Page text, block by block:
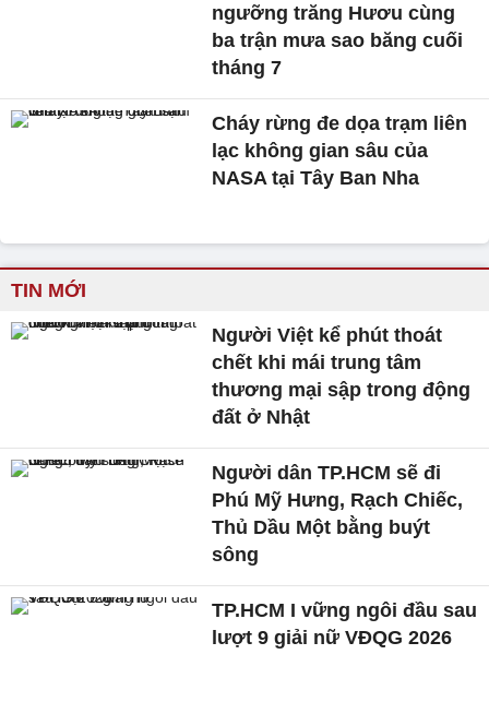
ngưỡng trăng Hươu cùng
ba trận mưa sao băng cuối
tháng 7
Cháy rừng đe dọa trạm liên
lạc không gian sâu của
NASA tại Tây Ban Nha
TIN MỚI
Người Việt kể phút thoát
chết khi mái trung tâm
thương mại sập trong động
đất ở Nhật
Người dân TP.HCM sẽ đi
Phú Mỹ Hưng, Rạch Chiếc,
Thủ Dầu Một bằng buýt
sông
TP.HCM I vững ngôi đầu sau
lượt 9 giải nữ VĐQG 2026